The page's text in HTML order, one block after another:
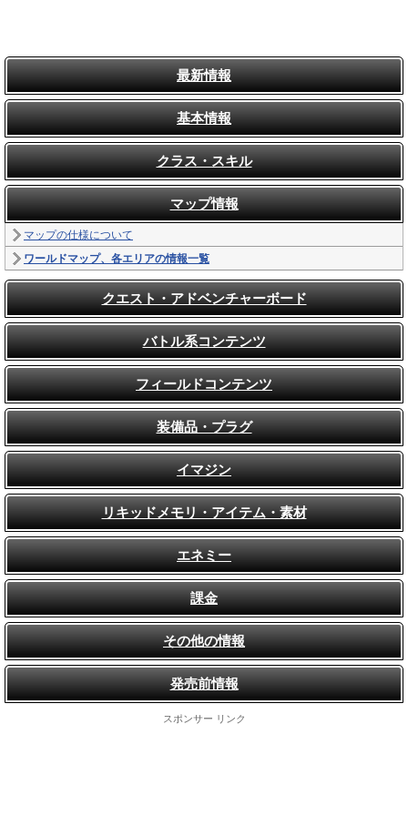
最新情報
基本情報
クラス・スキル
マップ情報
マップの仕様について
ワールドマップ、各エリアの情報一覧
クエスト・アドベンチャーボード
バトル系コンテンツ
フィールドコンテンツ
装備品・プラグ
イマジン
リキッドメモリ・アイテム・素材
エネミー
課金
その他の情報
発売前情報
スポンサー リンク